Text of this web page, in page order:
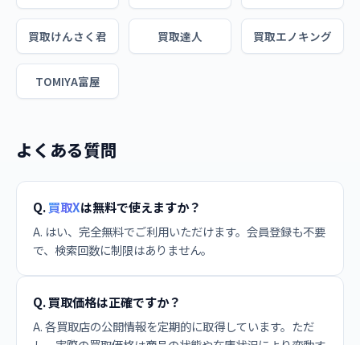
買取けんさく君 買取達人 買取エノキング
TOMIYA富屋
よくある質問
Q.買取Xは無料で使えますか？
A. はい、完全無料でご利用いただけます。会員登録も不要
で、検索回数に制限はありません。
Q. 買取価格は正確ですか？
A. 各買取店の公開情報を定期的に取得しています。ただ